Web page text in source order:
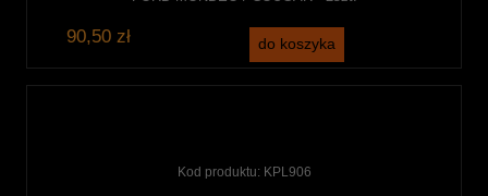
90,50 zł do koszyka
Kod produktu: KPL906